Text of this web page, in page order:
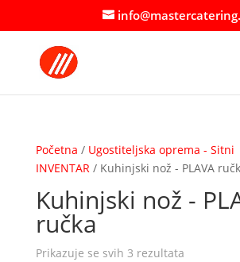
Početna / Ugostiteljska oprema - Sitni
INVENTAR / Kuhinjski nož - PLAVA
Kuhinjski nož -
ručka
Prikazuje se svih 3 rezultata